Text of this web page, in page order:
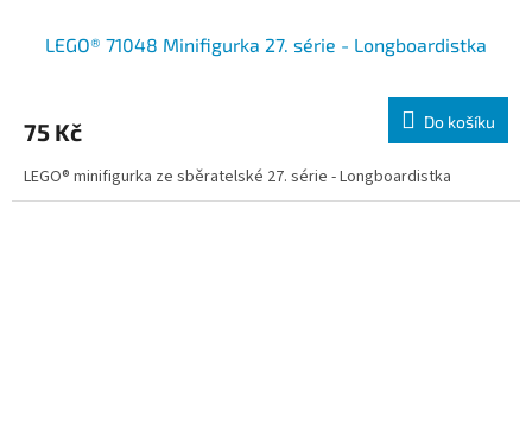
LEGO® 71048 Minifigurka 27. série - Longboardistka
75 Kč Do košíku
LEGO® minifigurka ze sběratelské 27. série - Longboardistka